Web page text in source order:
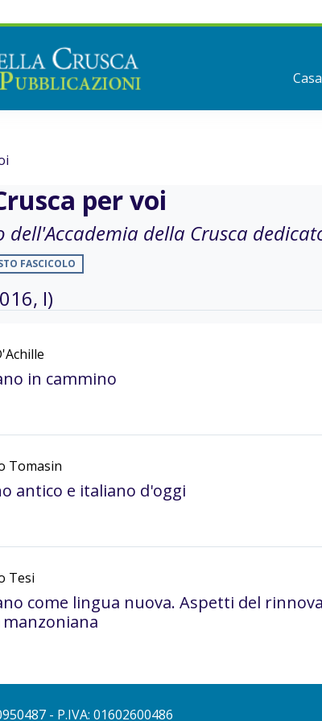
per voi
dell'Accademia della Crusca
FASCICOLO
I)
in cammino
Tomasin
antico e italiano d'oggi
Tesi
come lingua nuova. Aspetti del
Sabatini- P.IVA: 01602600486